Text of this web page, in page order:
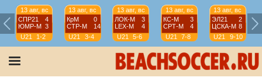
13 авг, вс
СПР21
4
ЮМР-М 3
U21
1-2
13 авг, вс
КрМ
0
СТР-М
14
U21
3-4
13 авг, вс
ЛОК-М
3
LEX-М
4
U21
5-6
13 авг, вс
КС-М
3
СРТ-М
4
U21
7-8
13 авг, вс
ЭЛ21
2
ЦСКА-М 8
U21
9-10